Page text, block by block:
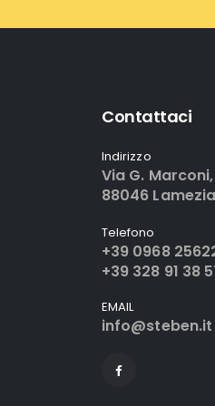
Contattaci
Indirizzo
Via G.
88046
Telefono
+39 0968
+39 328 91 38
EMAIL
info@steben.it